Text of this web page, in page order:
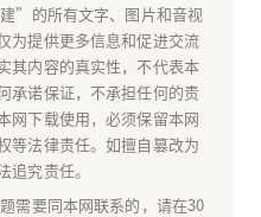
”的所有文字、图片和音视
为提供更多信息和促进交流
其内容的真实性，不代表本
承诺保证，不承担任何的责
网下载使用，必须保留本网
法律责任。如擅自篡改为
究责任。
需要同本网联系的，请在30